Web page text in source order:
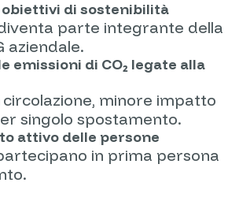
di sostenibilità
parte integrante della
aziendale.
emissioni di CO₂ legate alla
minore impatto
singolo spostamento.
attivo delle persone
in prima persona